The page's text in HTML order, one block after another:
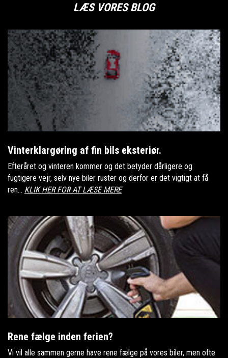
LÆS VORES BLOG
Vinterklargøring af fin bils eksteriør.
Efteråret og vinteren kommer og det betyder dårligere og
fugtigere vejr, selv nye biler ruster og derfor er det vigtigt at få
ren... KLIK HER FOR AT LÆSE MERE
Rene fælge inden ferien?
Vi vil alle sammen gerne have rene fælge på vores biler, men ofte